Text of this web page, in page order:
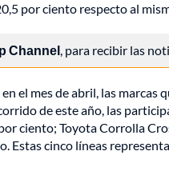
por ciento respecto al
Channel, para recibir las
el mes de abril, las marcas
de este año, las
ciento; Toyota Corrolla
Estas cinco líneas